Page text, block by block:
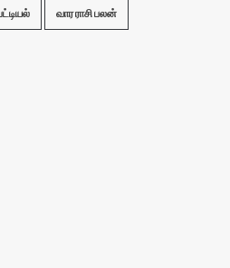
வார ராசி பலன்